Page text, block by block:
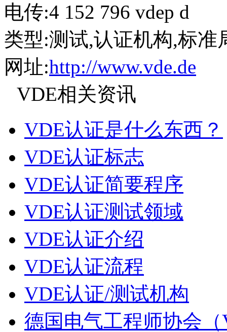
电传:4 152 796 vdep d
类型:测试,认证机构,标准
网址:http://www.vde.de
VDE相关资讯
VDE认证是什么东西？
VDE认证标志
VDE认证简要程序
VDE认证测试领域
VDE认证介绍
VDE认证流程
VDE认证/测试机构
德国电气工程师协会